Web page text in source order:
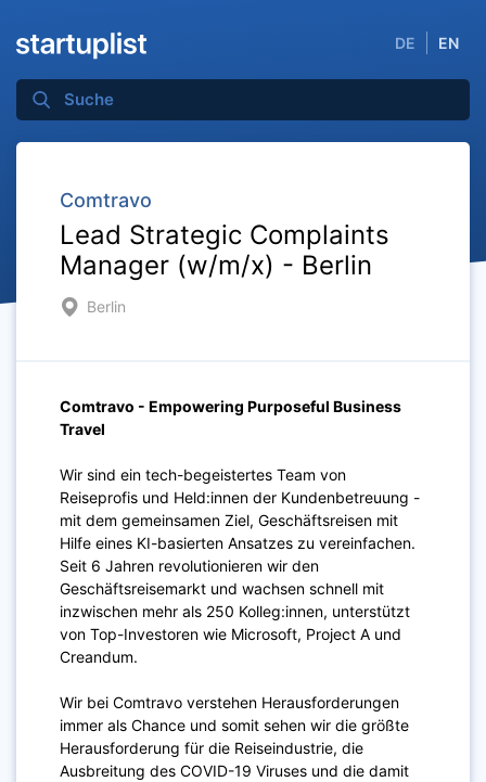
DE EN
Comtravo
Lead Strategic Complaints
Manager (w/m/x) - Berlin
Berlin
Comtravo - Empowering Purposeful Business
Travel
Wir sind ein tech-begeistertes Team von
Reiseprofis und Held:innen der Kundenbetreuung -
mit dem gemeinsamen Ziel, Geschäftsreisen mit
Hilfe eines KI-basierten Ansatzes zu vereinfachen.
Seit 6 Jahren revolutionieren wir den
Geschäftsreisemarkt und wachsen schnell mit
inzwischen mehr als 250 Kolleg:innen, unterstützt
von Top-Investoren wie Microsoft, Project A und
Creandum.
Wir bei Comtravo verstehen Herausforderungen
immer als Chance und somit sehen wir die größte
Herausforderung für die Reiseindustrie, die
Ausbreitung des COVID-19 Viruses und die damit